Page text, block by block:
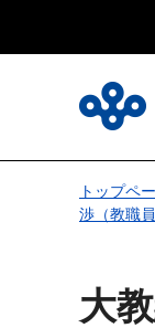
トップペ
渉（教職
大